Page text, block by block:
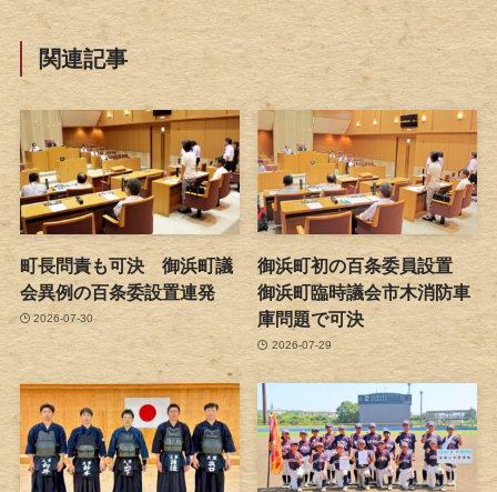
関連記事
町長問責も可決 御浜町議
会異例の百条委設置連発
2026-07-30
御浜町初の百条委員設置
御浜町臨時議会市木消防車
庫問題で可決
2026-07-29